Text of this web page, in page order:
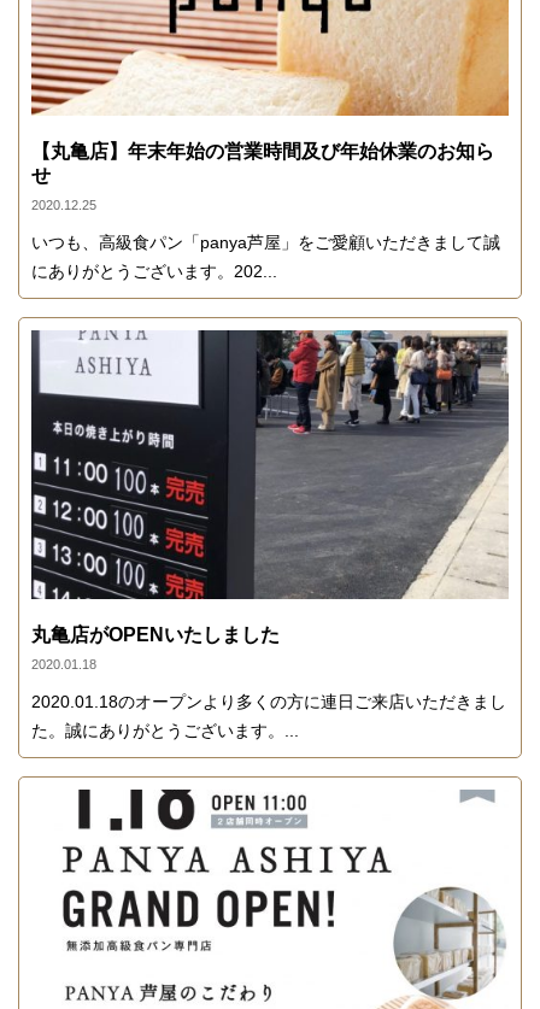
【丸亀店】年末年始の営業時間及び年始休業のお知ら
せ
2020.12.25
いつも、高級食パン「panya芦屋」をご愛顧いただきまして誠
にありがとうございます。202...
丸亀店がOPENいたしました
2020.01.18
2020.01.18のオープンより多くの方に連日ご来店いただきまし
た。誠にありがとうございます。...